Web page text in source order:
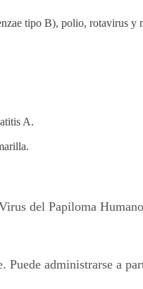
tipo B), polio, rotavirus y
A.
del Papiloma
administrarse a